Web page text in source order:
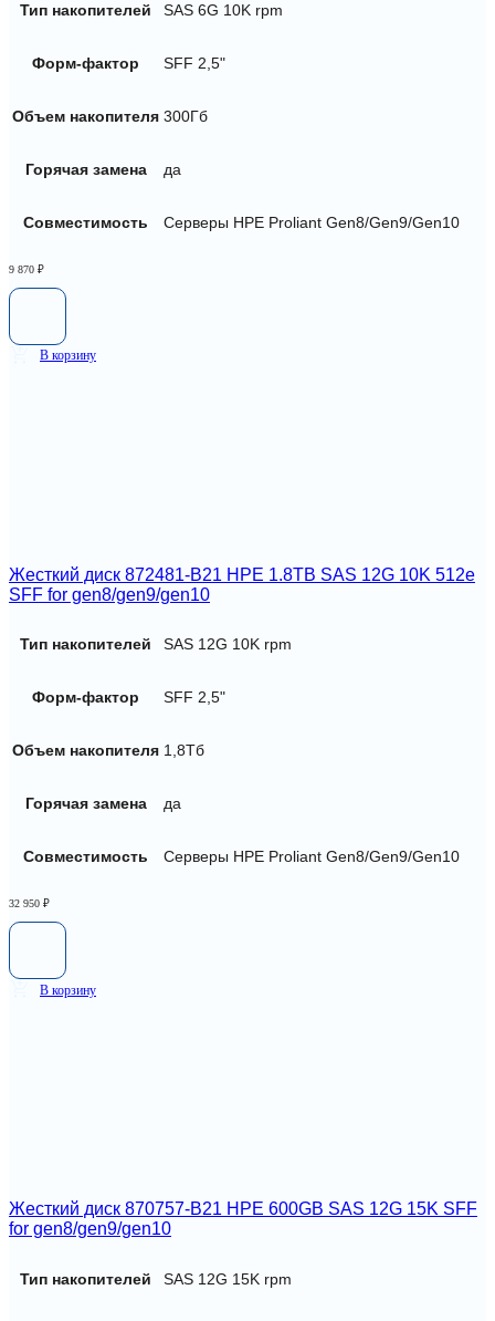
Тип накопителей SAS 6G 10K rpm
Форм-фактор SFF 2,5"
Объем накопителя 300Гб
Горячая замена да
Совместимость Серверы HPE Proliant Gen8/Gen9/Gen10
9 870 ₽
В корзину
Жесткий диск 872481-B21 HPE 1.8TB SAS 12G 10K 512e
SFF for gen8/gen9/gen10
Тип накопителей SAS 12G 10K rpm
Форм-фактор SFF 2,5"
Объем накопителя 1,8Тб
Горячая замена да
Совместимость Серверы HPE Proliant Gen8/Gen9/Gen10
32 950 ₽
В корзину
Жесткий диск 870757-B21 HPE 600GB SAS 12G 15K SFF
for gen8/gen9/gen10
Тип накопителей SAS 12G 15K rpm